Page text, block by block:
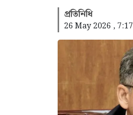
প্রতিনিধি
26 May 2026 , 7:17